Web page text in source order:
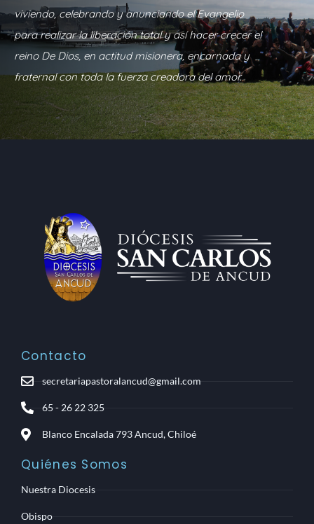
viviendo, celebrando y anunciando el Evangelio
para realizar la liberación total y así hacer crecer el
reino De Dios, en actitud misionera, encarnada y
fraternal con toda la fuerza creadora del amor.
Contacto
secretariapastoralancud@gmail.com
65 - 26 22 325
Blanco Encalada 793 Ancud, Chiloé
Quiénes Somos
Nuestra Diocesis
Obispo